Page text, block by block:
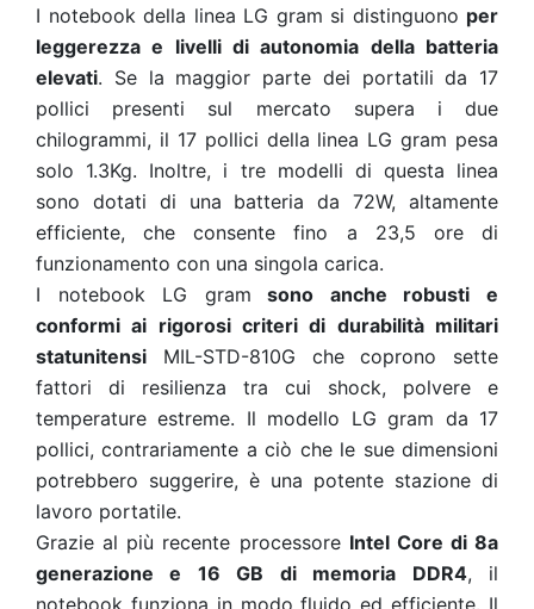
I notebook della linea LG gram si distinguono per
leggerezza e livelli di autonomia della batteria
elevati. Se la maggior parte dei portatili da 17
pollici presenti sul mercato supera i due
chilogrammi, il 17 pollici della linea LG gram pesa
solo 1.3Kg. Inoltre, i tre modelli di questa linea
sono dotati di una batteria da 72W, altamente
efficiente, che consente fino a 23,5 ore di
funzionamento con una singola carica.
I notebook LG gram sono anche robusti e
conformi ai rigorosi criteri di durabilità militari
statunitensi MIL-STD-810G che coprono sette
fattori di resilienza tra cui shock, polvere e
temperature estreme. Il modello LG gram da 17
pollici, contrariamente a ciò che le sue dimensioni
potrebbero suggerire, è una potente stazione di
lavoro portatile.
Grazie al più recente processore Intel Core di 8a
generazione e 16 GB di memoria DDR4, il
notebook funziona in modo fluido ed efficiente. Il